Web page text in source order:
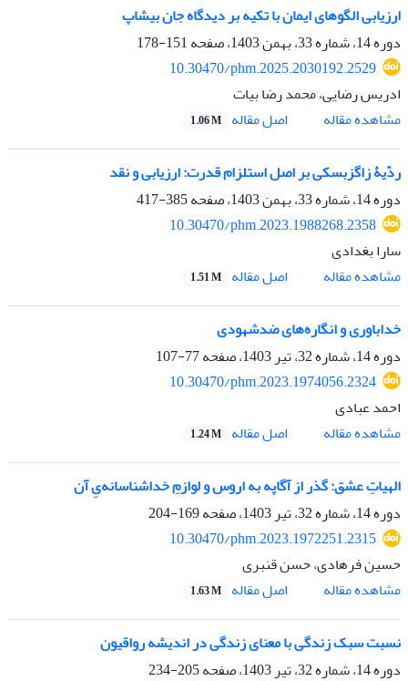
ارزیابی الگوهای ایمان با تکیه بر دیدگاه جان بیشاپ
دوره 14، شماره 33، بهمن 1403، صفحه
151-178
10.30470/phm.2025.2030192.2529
ادریس رضایی، محمد رضا بیات
مشاهده مقاله
اصل مقاله 1.06 M
ردّیۀ زاگزبسکی بر اصل استلزام قدرت: ارزیابی و نقد
دوره 14، شماره 33، بهمن 1403، صفحه
385-417
10.30470/phm.2023.1988268.2358
سارا بغدادی
مشاهده مقاله
اصل مقاله 1.51 M
خداباوری و انگاره‌های ضدشهودی
دوره 14، شماره 32، تیر 1403، صفحه
77-107
10.30470/phm.2023.1974056.2324
احمد عبادی
مشاهده مقاله
اصل مقاله 1.24 M
الهیاتِ عشق: گذر از آگاپه به اروس و لوازمِ خداشناسانه‌یِ آن
دوره 14، شماره 32، تیر 1403، صفحه
169-204
10.30470/phm.2023.1972251.2315
حسین فرهادی، حسن قنبری
مشاهده مقاله
اصل مقاله 1.63 M
نسبت سبک زندگی با معنای زندگی در اندیشه رواقیون
دوره 14، شماره 32، تیر 1403، صفحه
205-234